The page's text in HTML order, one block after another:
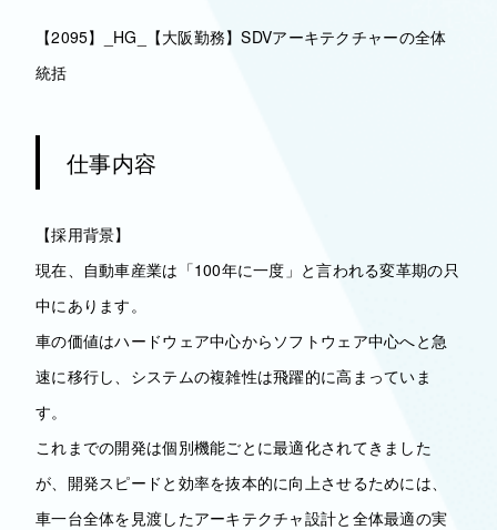
【2095】_HG_【大阪勤務】SDVアーキテクチャーの全体
統括
仕事内容
【採用背景】
現在、自動車産業は「100年に一度」と言われる変革期の只
中にあります。
車の価値はハードウェア中心からソフトウェア中心へと急
速に移行し、システムの複雑性は飛躍的に高まっていま
す。
これまでの開発は個別機能ごとに最適化されてきました
が、開発スピードと効率を抜本的に向上させるためには、
車一台全体を見渡したアーキテクチャ設計と全体最適の実